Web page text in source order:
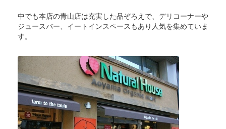
中でも本店の青山店は充実した品ぞろえで、デリコーナーや
ジュースバー、イートインスペースもあり人気を集めていま
す。